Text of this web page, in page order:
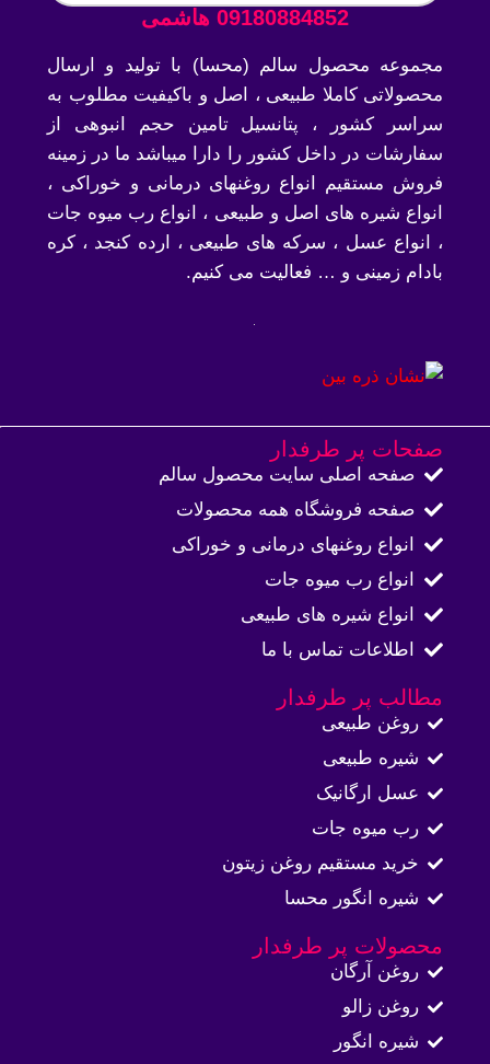
09180884852 هاشمی
مجموعه محصول سالم (محسا) با تولید و ارسال
محصولاتی کاملا طبیعی ، اصل و باکیفیت مطلوب به
سراسر کشور ، پتانسیل تامین حجم انبوهی از
سفارشات در داخل کشور را دارا میباشد ما در زمینه
فروش مستقیم انواع روغنهای درمانی و خوراکی ،
انواع شیره های اصل و طبیعی ، انواع رب میوه جات
، انواع عسل ، سرکه های طبیعی ، ارده کنجد ، کره
بادام زمینی و … فعالیت می کنیم.
صفحات پر طرفدار
صفحه اصلی سایت محصول سالم
صفحه فروشگاه همه محصولات​
انواع روغنهای درمانی و خوراکی
انواع رب میوه جات
انواع شیره های طبیعی
اطلاعات تماس با ما​
مطالب پر طرفدار
روغن طبیعی
شیره طبیعی
عسل ارگانیک
رب میوه جات
خرید مستقیم روغن زیتون
شیره انگور محسا
محصولات پر طرفدار
روغن آرگان
روغن زالو
شیره انگور